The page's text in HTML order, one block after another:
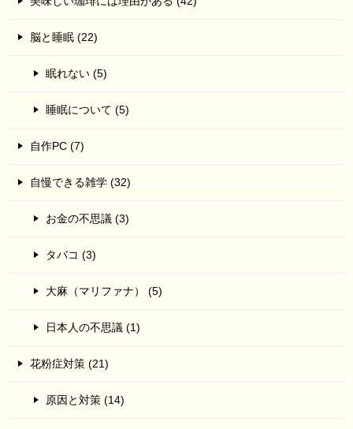
脳と睡眠 (22)
眠れない (5)
睡眠について (5)
自作PC (7)
自慢できる雑学 (32)
お金の不思議 (3)
タバコ (3)
大麻（マリファナ） (5)
日本人の不思議 (1)
花粉症対策 (21)
原因と対策 (14)